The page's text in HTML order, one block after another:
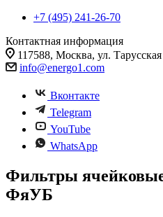
+7 (495) 241-26-70
Контактная информация
117588, Москва, ул.
info@energo1.com
Вконтакте
Telegram
YouTube
WhatsApp
Фильтры
ФяУБ